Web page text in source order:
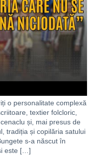
o personalitate complexă
textier folcloric,
și, mai presus de
tradiția și copilăria satului
s-a născut în
este […]